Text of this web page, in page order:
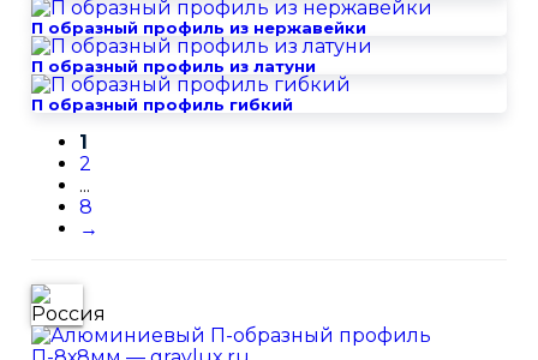
П образный профиль из нержавейки
П образный профиль из латуни
П образный профиль гибкий
1
2
...
8
→